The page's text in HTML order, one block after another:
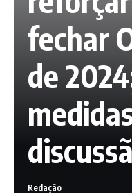
fechar
de
Redação